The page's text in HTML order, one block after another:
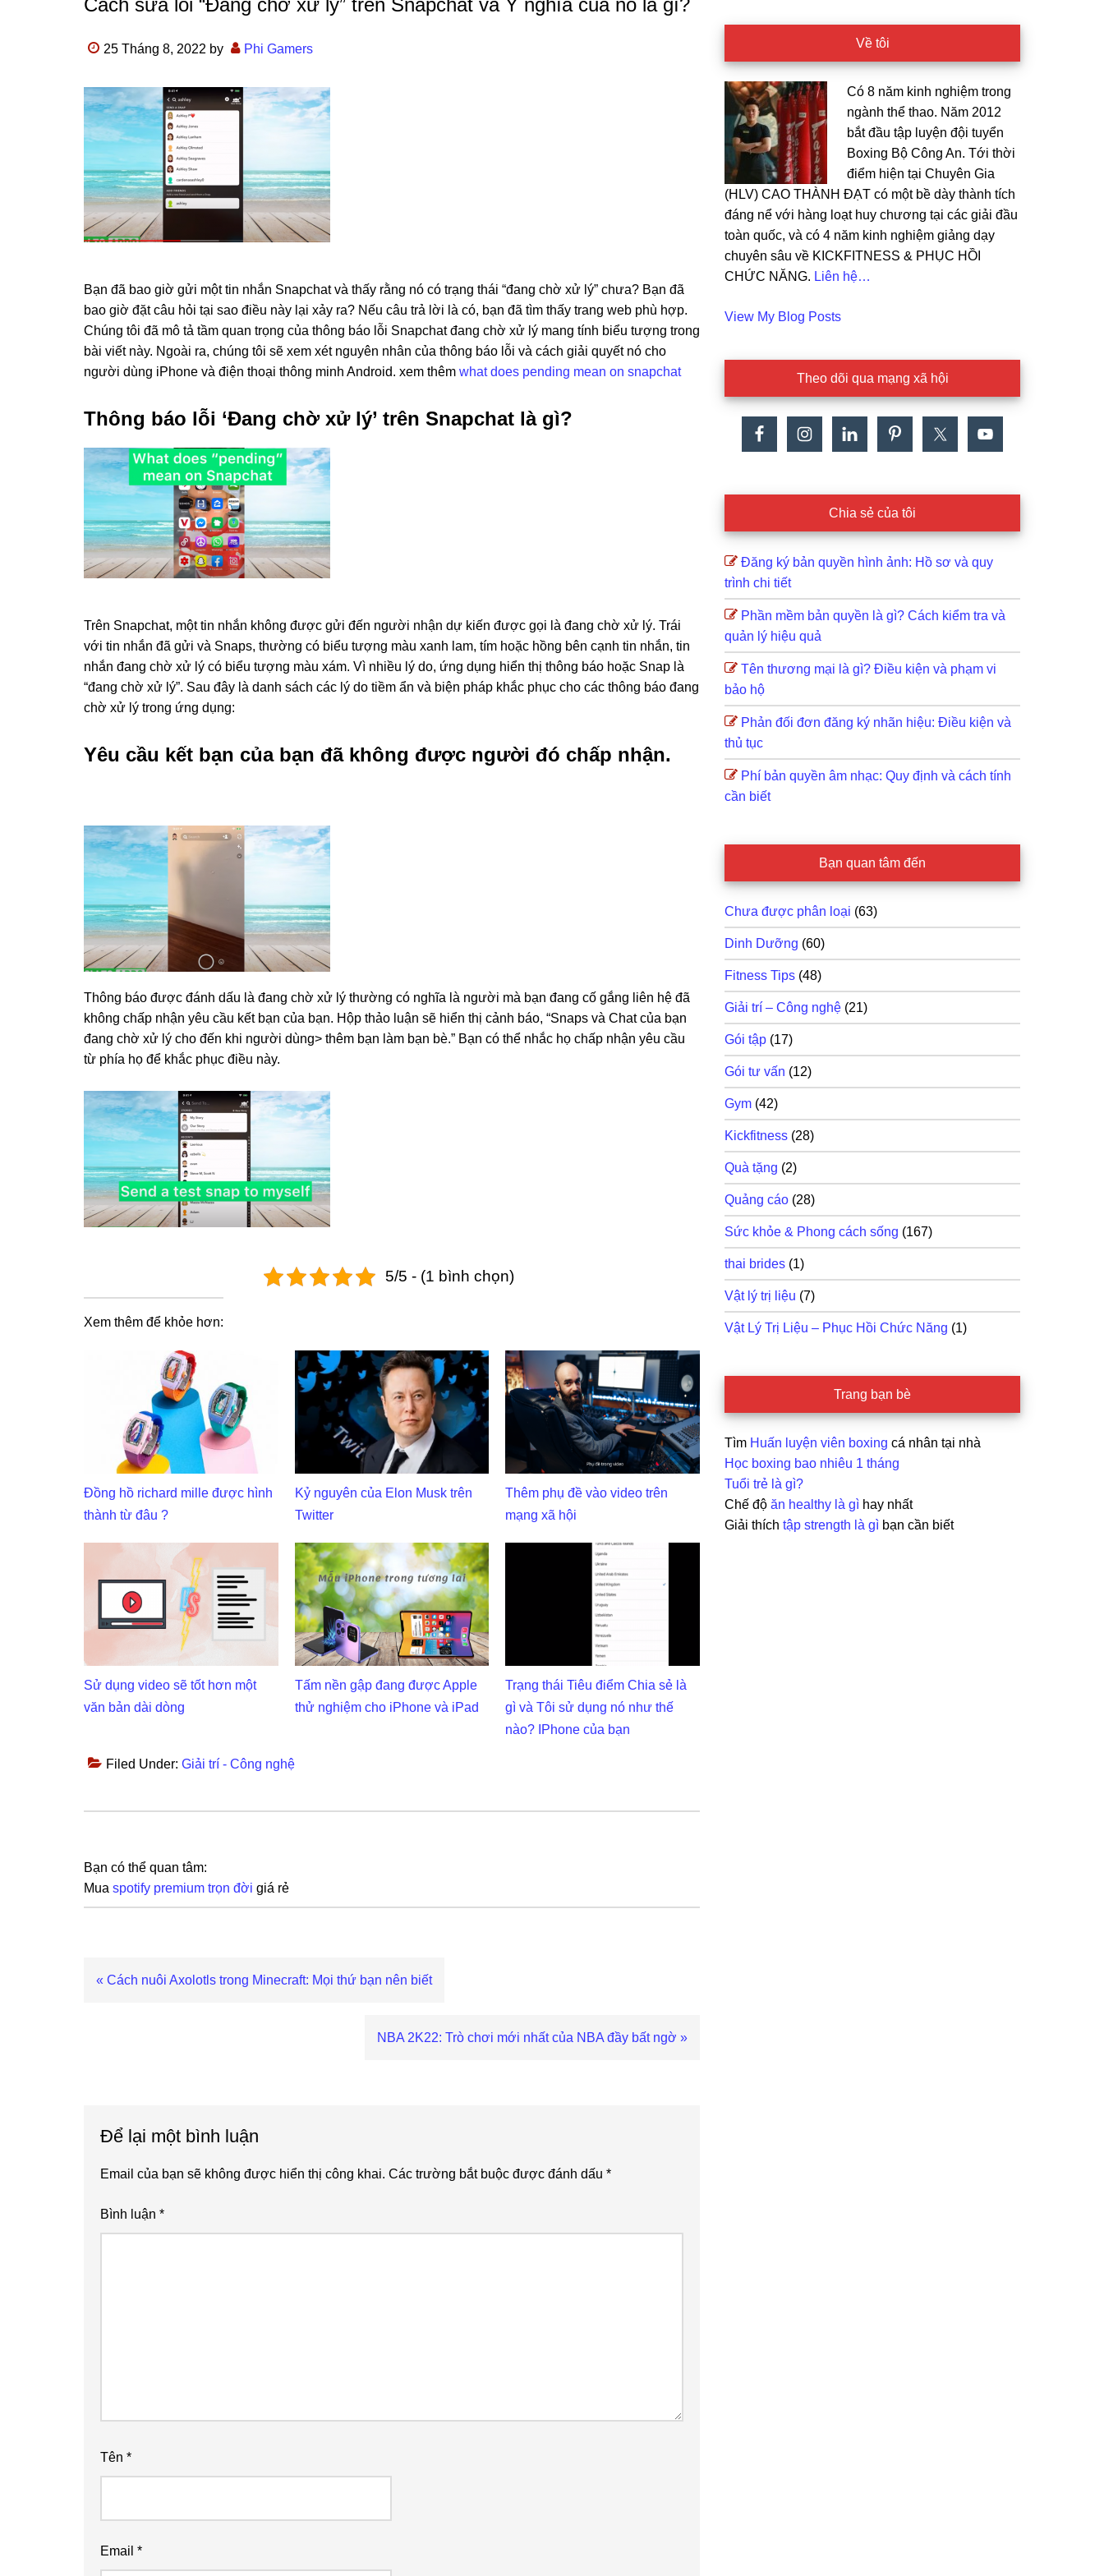
Cách sửa lỗi “Đang chờ xử lý” trên Snapchat và Ý nghĩa của nó là gì?
25 Tháng 8, 2022 by Phi Gamers
Bạn đã bao giờ gửi một tin nhắn Snapchat và thấy rằng nó có trạng thái “đang chờ xử lý” chưa? Bạn đã
bao giờ đặt câu hỏi tại sao điều này lại xảy ra? Nếu câu trả lời là có, bạn đã tìm thấy trang web phù hợp.
Chúng tôi đã mô tả tầm quan trọng của thông báo lỗi Snapchat đang chờ xử lý mang tính biểu tượng trong
bài viết này. Ngoài ra, chúng tôi sẽ xem xét nguyên nhân của thông báo lỗi và cách giải quyết nó cho
người dùng iPhone và điện thoại thông minh Android. xem thêm what does pending mean on snapchat
Thông báo lỗi ‘Đang chờ xử lý’ trên Snapchat là gì?
Trên Snapchat, một tin nhắn không được gửi đến người nhận dự kiến được gọi là đang chờ xử lý. Trái
với tin nhắn đã gửi và Snaps, thường có biểu tượng màu xanh lam, tím hoặc hồng bên cạnh tin nhắn, tin
nhắn đang chờ xử lý có biểu tượng màu xám. Vì nhiều lý do, ứng dụng hiển thị thông báo hoặc Snap là
“đang chờ xử lý”. Sau đây là danh sách các lý do tiềm ẩn và biện pháp khắc phục cho các thông báo đang
chờ xử lý trong ứng dụng:
Yêu cầu kết bạn của bạn đã không được người đó chấp nhận.
Thông báo được đánh dấu là đang chờ xử lý thường có nghĩa là người mà bạn đang cố gắng liên hệ đã
không chấp nhận yêu cầu kết bạn của bạn. Hộp thảo luận sẽ hiển thị cảnh báo, “Snaps và Chat của bạn
đang chờ xử lý cho đến khi người dùng> thêm bạn làm bạn bè.” Bạn có thể nhắc họ chấp nhận yêu cầu
từ phía họ để khắc phục điều này.
5/5 - (1 bình chọn)
Xem thêm để khỏe hơn:
Đồng hồ richard mille được hình
thành từ đâu ?
Kỷ nguyên của Elon Musk trên
Twitter
Thêm phụ đề vào video trên
mạng xã hội
Sử dụng video sẽ tốt hơn một
văn bản dài dòng
Tấm nền gập đang được Apple
thử nghiệm cho iPhone và iPad
Trạng thái Tiêu điểm Chia sẻ là
gì và Tôi sử dụng nó như thế
nào? IPhone của bạn
Filed Under: Giải trí - Công nghệ
Bạn có thể quan tâm:
Mua spotify premium trọn đời giá rẻ
Previous
« Cách nuôi Axolotls trong Minecraft: Mọi thứ bạn nên biết
Next
NBA 2K22: Trò chơi mới nhất của NBA đầy bất ngờ »
Để lại một bình luận
Email của bạn sẽ không được hiển thị công khai. Các trường bắt buộc được đánh dấu *
Bình luận *
Tên *
Email *
Về tôi
Có 8 năm kinh nghiệm trong
ngành thể thao. Năm 2012
bắt đầu tập luyện đội tuyển
Boxing Bộ Công An. Tới thời
điểm hiện tại Chuyên Gia
(HLV) CAO THÀNH ĐẠT có một bề dày thành tích
đáng nể với hàng loạt huy chương tại các giải đầu
toàn quốc, và có 4 năm kinh nghiệm giảng dạy
chuyên sâu về KICKFITNESS & PHỤC HỒI
CHỨC NĂNG. Liên hệ…
Cao
View My Blog Posts
Theo dõi qua mạng xã hội
Chia sẻ của tôi
Đăng ký bản quyền hình ảnh: Hồ sơ và quy
trình chi tiết
Phần mềm bản quyền là gì? Cách kiểm tra và
quản lý hiệu quả
Tên thương mại là gì? Điều kiện và phạm vi
bảo hộ
Phản đối đơn đăng ký nhãn hiệu: Điều kiện và
thủ tục
Phí bản quyền âm nhạc: Quy định và cách tính
cần biết
Bạn quan tâm đến
Chưa được phân loại (63)
Dinh Dưỡng (60)
Fitness Tips (48)
Giải trí – Công nghệ (21)
Gói tập (17)
Gói tư vấn (12)
Gym (42)
Kickfitness (28)
Quà tặng (2)
Quảng cáo (28)
Sức khỏe & Phong cách sống (167)
thai brides (1)
Vật lý trị liệu (7)
Vật Lý Trị Liệu – Phục Hồi Chức Năng (1)
Trang bạn bè
Tìm Huấn luyện viên boxing cá nhân tại nhà
Học boxing bao nhiêu 1 tháng
Tuổi trẻ là gì?
Chế độ ăn healthy là gì hay nhất
Giải thích tập strength là gì bạn cần biết